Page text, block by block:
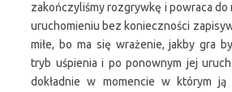
zakończyliśmy rozgrywkę i powraca
uruchomieniu bez konieczności
miłe, bo ma się wrażenie, jakby gra
tryb uśpienia i po ponownym jej
dokładnie w momencie w którym ją